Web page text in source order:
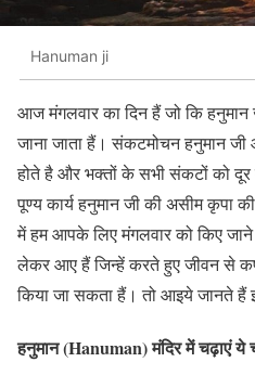
Hanuman ji
आज मंगलवार का दिन हैं जो कि
जाना जाता हैं। संकटमोचन हनुमान
होते है और भक्तों के सभी संकटों को
पूण्य कार्य हनुमान जी की असीम कृपा
में हम आपके लिए मंगलवार को किए जाने
लेकर आए हैं जिन्हें करते हुए जीवन से
किया जा सकता हैं। तो आइये जानते हैं
हनुमान (Hanuman) मंदिर में चढ़ाएं ये